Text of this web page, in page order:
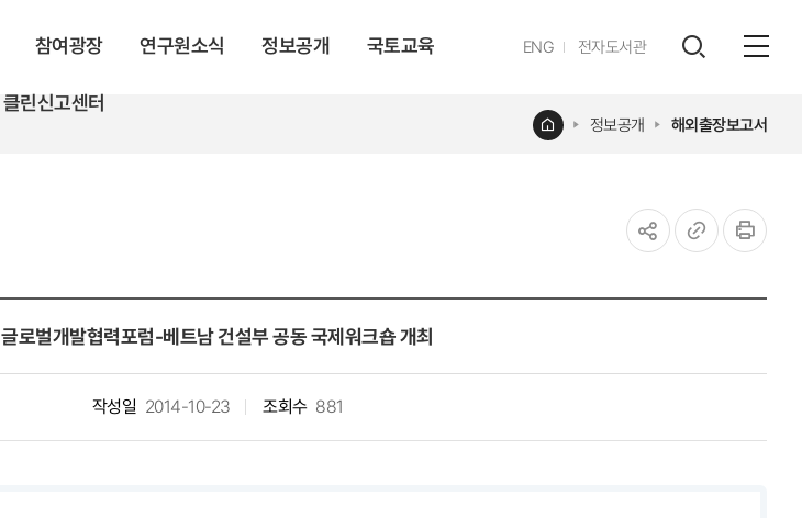
참여광장 연구원소식 정보공개 국토교육
클린신고센터
ENG영문전자도서관
레이어
홈 정보공개 해외출장보고서
글로벌개발협력포럼-베트남 건설부 공동 국제워크숍 개최
작성일 2014-10-23 조회수 881